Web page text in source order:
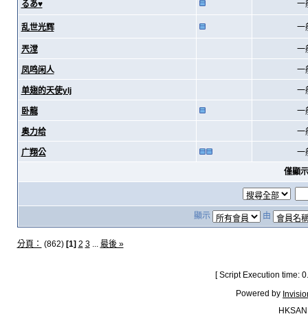
るあ♥ 一
乱世光辉 一
兲漟 一
凤鸣闲人 一
单翅的天使ylj 一
卧龍 一
奥力给 一
广翔公
一
僅顯
顯示 由
分頁： (862) [1] 2 3... 最後 »
[ Script Execution time:
Powered by